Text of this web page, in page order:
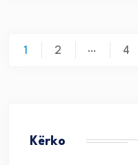
Posts
1 2 … 4
Kërko